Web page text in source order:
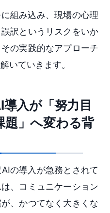
組み込み、現場の心理
訳というリスクをいか
の実践的なアプローチ
いていきます。
入が「努力目
題」へ変わる背
の導入が急務とされて
、コミュニケーション
、かつてなく大きくな